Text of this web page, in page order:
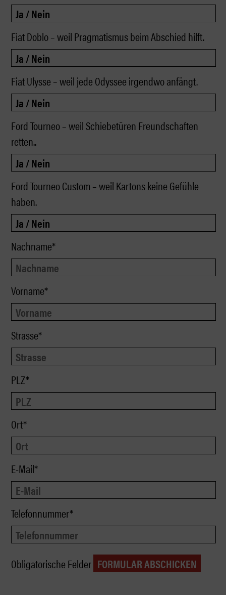
Fiat Doblo – weil Pragmatismus beim Abschied hilft.
Fiat Ulysse – weil jede Odyssee irgendwo anfängt.
Ford Tourneo – weil Schiebetüren Freundschaften
retten..
Ford Tourneo Custom – weil Kartons keine Gefühle
haben.
Nachname*
Vorname*
Strasse*
PLZ*
Ort*
E-Mail*
Telefonnummer*
Obligatorische Felder